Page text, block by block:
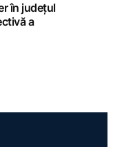
în județul
a